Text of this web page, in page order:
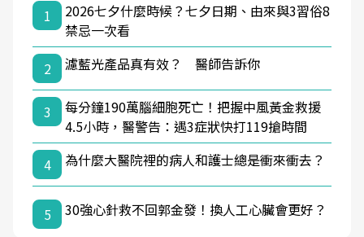
1
2026七夕什麼時候？七夕日期、由來與3習俗8
禁忌一次看
2
濾藍光產品真有效？ 醫師告訴你
3
每分鐘190萬腦細胞死亡！把握中風黃金救援
4.5小時，醫警告：遇3症狀快打119搶時間
4
為什麼大醫院裡的病人和護士總是衝來衝去？
5 30強心針救不回郭金發！換人工心臟會更好？